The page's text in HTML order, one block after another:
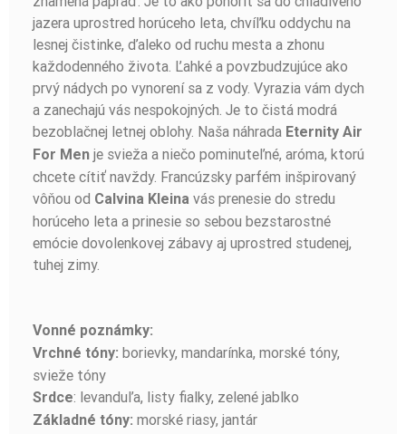
jazera uprostred horúceho leta, chvíľku oddychu na
lesnej čistinke, ďaleko od ruchu mesta a zhonu
každodenného života. Ľahké a povzbudzujúce ako
prvý nádych po vynorení sa z vody. Vyrazia vám dych
a zanechajú vás nespokojných. Je to čistá modrá
bezoblačnej letnej oblohy. Naša náhrada Eternity Air
For Men je svieža a niečo pominuteľné, aróma, ktorú
chcete cítiť navždy. Francúzsky parfém inšpirovaný
vôňou od Calvina Kleina vás prenesie do stredu
horúceho leta a prinesie so sebou bezstarostné
emócie dovolenkovej zábavy aj uprostred studenej,
tuhej zimy.
Vonné poznámky:
Vrchné tóny: borievky, mandarínka, morské tóny,
svieže tóny
Srdce: levanduľa, listy fialky, zelené jablko
Základné tóny: morské riasy, jantár